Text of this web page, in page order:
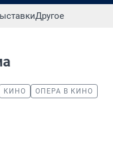
Другое
КИНО
ОПЕРА В КИНО